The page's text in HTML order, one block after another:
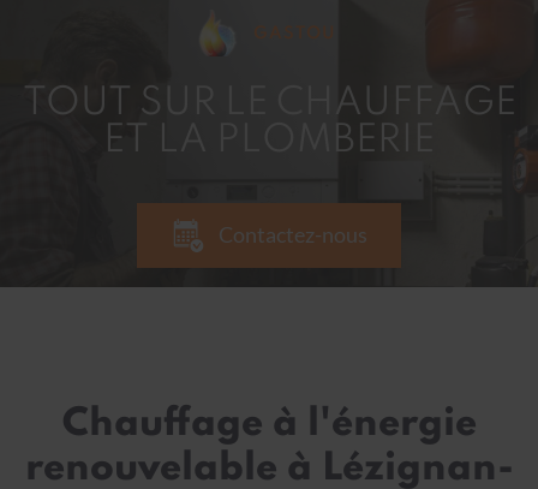
TOUT SUR LE CHAUFFAGE
ET LA PLOMBERIE
Contactez-nous
Chauffage à l'énergie
renouvelable à Lézignan-